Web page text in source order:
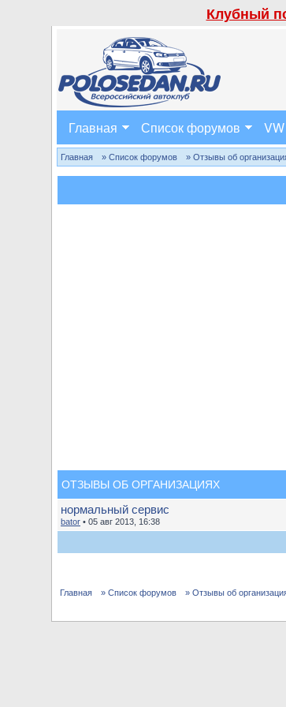
Клубный
Главная Список форумов
Главная » Список форумов » Отзывы об
ОТЗЫВЫ ОБ ОРГАНИЗАЦИЯХ
нормальный сервис
bator • 05 авг 2013, 16:38
Главная » Список форумов » Отзывы об